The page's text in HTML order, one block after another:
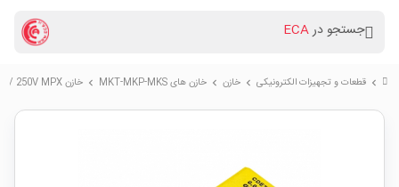
جستجو درECA
chevron_right قطعات و تجهیزات الکترونیکی chevron_right خازن chevron_right خازن های MKT-MKP-MKS chevron_right خازن 68nF / 250V MPX کلاس X2